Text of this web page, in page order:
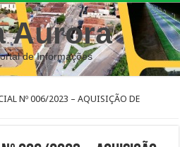
Aurora
de Informações
Nº 006/2023 – AQUISIÇÃO DE